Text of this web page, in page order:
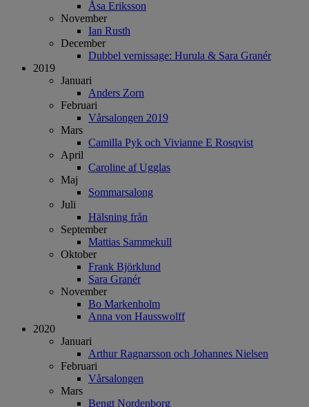
Åsa Eriksson
November
Ian Rusth
December
Dubbel vernissage: Hurula & Sara Granér
2019
Januari
Anders Zorn
Februari
Vårsalongen 2019
Mars
Camilla Pyk och Vivianne E Rosqvist
April
Caroline af Ugglas
Maj
Sommarsalong
Juli
Hälsning från
September
Mattias Sammekull
Oktober
Frank Björklund
Sara Granér
November
Bo Markenholm
Anna von Hausswolff
2020
Januari
Arthur Ragnarsson och Johannes Nielsen
Februari
Vårsalongen
Mars
Bengt Nordenborg